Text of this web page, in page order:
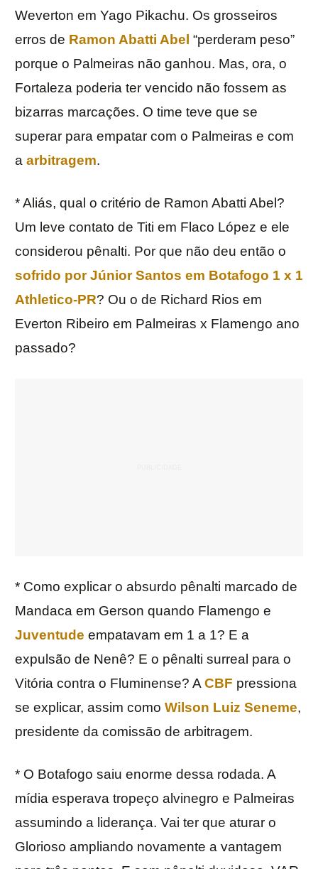
Weverton em Yago Pikachu. Os grosseiros
erros de Ramon Abatti Abel “perderam peso”
porque o Palmeiras não ganhou. Mas, ora, o
Fortaleza poderia ter vencido não fossem as
bizarras marcações. O time teve que se
superar para empatar com o Palmeiras e com
a arbitragem.
* Aliás, qual o critério de Ramon Abatti Abel?
Um leve contato de Titi em Flaco López e ele
considerou pênalti. Por que não deu então o
sofrido porJúnior Santos em Botafogo 1 x 1
Athletico-PR? Ou o de Richard Rios em
Everton Ribeiro em Palmeiras x Flamengo ano
passado?
* Como explicar o absurdo pênalti marcado de
Mandaca em Gerson quando Flamengo e
Juventude empatavam em 1 a 1? E a
expulsão de Nenê? E o pênalti surreal para o
Vitória contra o Fluminense? ACBF pressiona
se explicar, assim como Wilson Luiz Seneme,
presidente da comissão de arbitragem.
* O Botafogo saiu enorme dessa rodada. A
mídia esperava tropeço alvinegro e Palmeiras
assumindo a liderança. Vai ter que aturar o
Glorioso ampliando novamente a vantagem